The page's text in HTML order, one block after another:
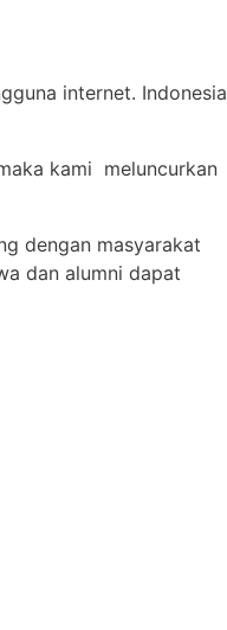
internet. Indonesia
kami meluncurkan
dengan masyarakat
dan alumni dapat